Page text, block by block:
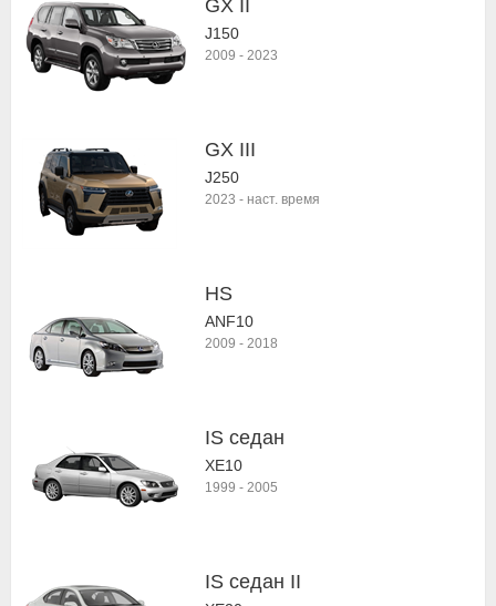
GX II
J150
2009 - 2023
GX III
J250
2023 - наст. время
HS
ANF10
2009 - 2018
IS седан
XE10
1999 - 2005
IS седан II